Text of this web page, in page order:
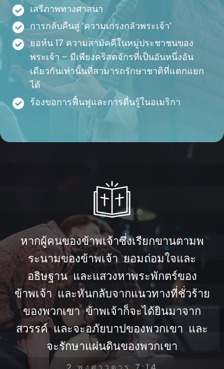
เสรีภาพทางศาสนา
การกลับคืนสู่ ‘ความเกรงกลัวพระเจ้า’
ยอห์น 17 ความสามัคคีในหมู่ประชาชนของ
พระเจ้า – มีเพียงคริสตจักรที่เป็นอันหนึ่งอัน
เดียวกันเท่านั้นที่สามารถรักษาชาติที่แตกแยก
ได้
ร้องขอการฟื้นฟูและการตื่นรู้ในอเมริกา
หากผู้คนของข้าพเจ้าซึ่งเรียกขานตามพ
ระนามของข้าพเจ้า ยอมถ่อมใจและ
อธิษฐาน และแสวงหาพระพักตร์ของ
ข้าพเจ้า และหันกลับจากแนวทางที่ชั่วร้าย
ของพวกเขา ข้าพเจ้าก็จะได้ยินมาจาก
สวรรค์ และจะอภัยบาปของพวกเขา และ
จะรักษาแผ่นดินของพวกเขา